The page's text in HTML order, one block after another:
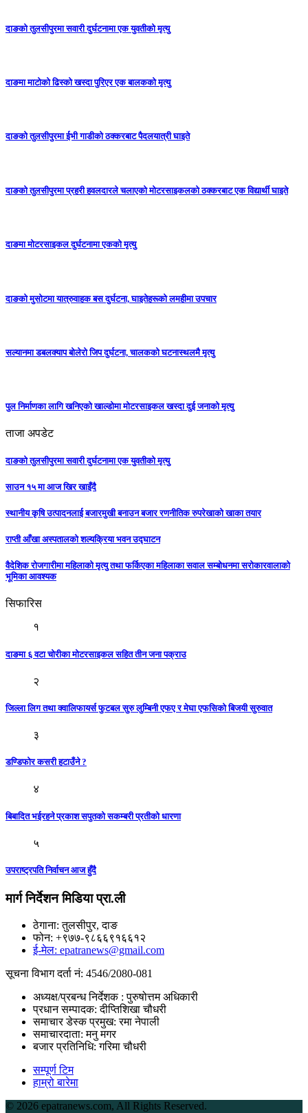
दाङको तुलसीपुरमा सवारी दुर्घटनामा एक युवतीको मृत्यु
दाङमा माटोको ढिस्को खस्दा पुरिएर एक बालकको मृत्यु
दाङको तुलसीपुरमा ईभी गाडीको ठक्करबाट पैदलयात्री घाइते
दाङको तुलसीपुरमा प्रहरी हवलदारले चलाएको मोटरसाइकलको ठक्करबाट एक विद्यार्थी घाइते
दाङमा मोटरसाइकल दुर्घटनामा एकको मृत्यु
दाङकाे मुसोटमा यात्रुवाहक बस दुर्घटना, घाइतेहरूको लमहीमा उपचार
सल्यानमा डबलक्याप बोलेरो जिप दुर्घटना, चालकको घटनास्थलमै मृत्यु
पुल निर्माणका लागि खनिएको खाल्डोमा मोटरसाइकल खस्दा दुई जनाको मृत्यु
ताजा अपडेट
दाङको तुलसीपुरमा सवारी दुर्घटनामा एक युवतीको मृत्यु
साउन १५ मा आज खिर खाइँदै
स्थानीय कृषि उत्पादनलाई बजारमुखी बनाउन बजार रणनीतिक रुपरेखाको खाका तयार
राप्ती आँखा अस्पतालको शल्यक्रिया भवन उद्घाटन
वैदेशिक रोजगारीमा महिलाको मृत्यु तथा फर्किएका महिलाका सवाल सम्बोधनमा सरोकारवालाको
भूमिका आवश्यक
सिफारिस
१
दाङमा ६ वटा चोरीका मोटरसाइकल सहित तीन जना पक्राउ
२
जिल्ला लिग तथा क्वालिफायर्स फुटबल सुरु लुम्बिनी एफए र मेघा एफसिको बिजयी सुरुवात
३
डण्डिफोर कसरी हटाउँने ?
४
बिबादित भईरहने प्रकाश सपुतको सकम्बरी प्रतीको धारणा
५
उपराष्ट्रपति निर्वाचन आज हुँदै
मार्ग निर्देशन मिडिया प्रा.ली
ठेगाना: तुलसीपुर, दाङ
फोन: +९७७-९८६६९१६६१२
ई-मेल: epatranews@gmail.com
सूचना विभाग दर्ता नं: 4546/2080-081
अध्यक्ष/प्रबन्ध निर्देशक : पुरुषोत्तम अधिकारी
प्रधान सम्पादक: दीप्तिशिखा चौधरी
समाचार डेस्क प्रमुख: रमा नेपाली
समाचारदाता: मनु मगर
बजार प्रतिनिधि: गरिमा चौधरी
सम्पूर्ण टिम
हाम्रो बारेमा
© 2026 epatranews.com, All Rights Reserved.